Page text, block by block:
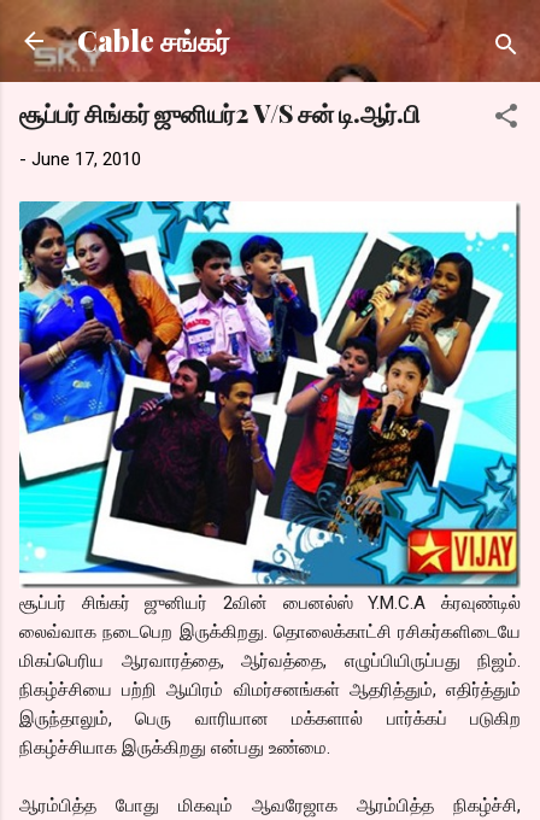
Skip to main content
Cable சங்கர்
சூப்பர் சிங்கர் ஜுனியர்2 V/S சன் டி.ஆர்.பி
- June 17, 2010
சூப்பர் சிங்கர் ஜுனியர் 2வின் பைனல்ஸ் Y.M.C.A க்ரவுண்டில்
லைவ்வாக நடைபெற இருக்கிறது. தொலைக்காட்சி ரசிகர்களிடையே
மிகப்பெரிய ஆரவாரத்தை, ஆர்வத்தை, எழுப்பியிருப்பது நிஜம்.
நிகழ்ச்சியை பற்றி ஆயிரம் விமர்சனங்கள் ஆதரித்தும், எதிர்த்தும்
இருந்தாலும், பெரு வாரியான மக்களால் பார்க்கப் படுகிற
நிகழ்ச்சியாக இருக்கிறது என்பது உண்மை.
ஆரம்பித்த போது மிகவும் ஆவரேஜாக ஆரம்பித்த நிகழ்ச்சி,